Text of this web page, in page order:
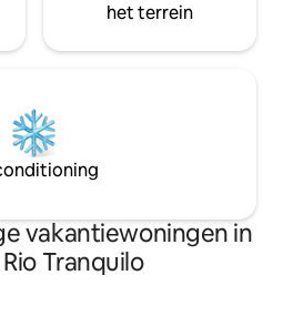
het terrein
vakantiewoningen in
Tranquilo